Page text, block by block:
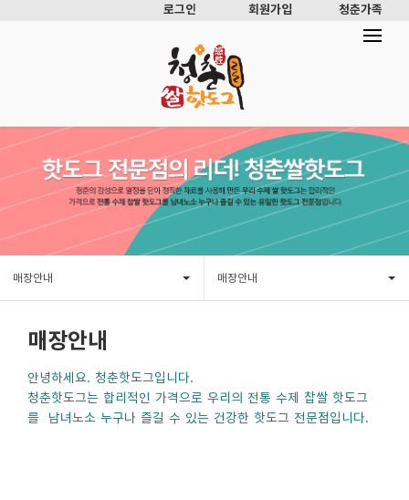
로그인 회원가입 청춘가족
매장안내 매장안내
매장안내
안녕하세요. 청춘핫도그입니다.
청춘핫도그는 합리적인 가격으로 우리의 전통 수제 찹쌀 핫도그
를 남녀노소 누구나 즐길 수 있는 건강한 핫도그 전문점입니다.